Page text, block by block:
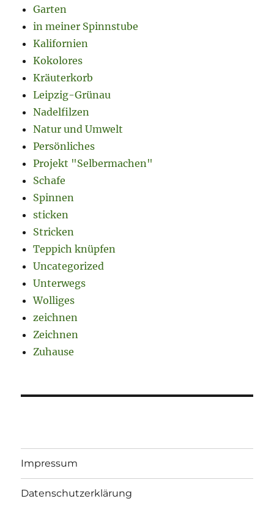
Garten
in meiner Spinnstube
Kalifornien
Kokolores
Kräuterkorb
Leipzig-Grünau
Nadelfilzen
Natur und Umwelt
Persönliches
Projekt "Selbermachen"
Schafe
Spinnen
sticken
Stricken
Teppich knüpfen
Uncategorized
Unterwegs
Wolliges
zeichnen
Zeichnen
Zuhause
Impressum
Datenschutzerklärung